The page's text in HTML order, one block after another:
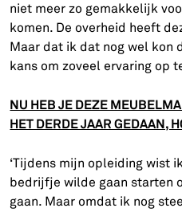
niet meer zo gemakkelijk
komen. De overheid heeft
Maar dat ik dat nog wel kon
kans om zoveel ervaring op
NU HEB JE DEZE
HET DERDE JAAR GEDAAN,
‘Tijdens mijn opleiding wist
bedrijfje wilde gaan starten
gaan. Maar omdat ik nog